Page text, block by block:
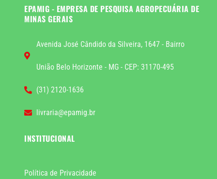
EPAMIG - EMPRESA DE PESQUISA AGROPECUÁRIA DE
MINAS GERAIS
Avenida José Cândido da Silveira, 1647 - Bairro
União Belo Horizonte - MG - CEP: 31170-495
(31) 2120-1636
livraria@epamig.br
INSTITUCIONAL
Política de Privacidade